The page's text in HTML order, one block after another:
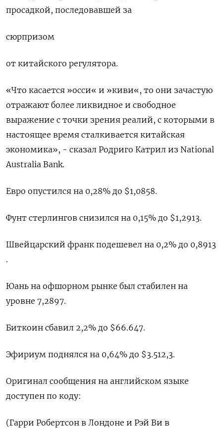
просадкой, последовавшей за
сюрпризом
от китайского регулятора.
«Что касается »осси« и »киви«, то они зачастую
отражают более ликвидное и свободное
выражение с точки зрения реалий, с которыми в
настоящее время сталкивается китайская
экономика», - сказал Родриго Катрил из National
Australia Bank.
Евро опустился на 0,28% до $1,0858​.
Фунт стерлингов снизился на 0,15% до $1,2913​.
Швейцарский франк подешевел на 0,2% до 0,8913​
.
Юань на офшорном рынке был стабилен на
уровне 7,2897.
Биткоин сбавил 2,2% до $66.647.
Эфириум поднялся на 0,64% до $3.512,3.
Оригинал сообщения на английском языке
доступен по коду:
(Гарри Робертсон в Лондоне и Рэй Ви в